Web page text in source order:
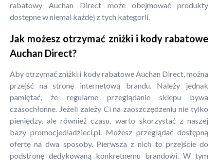
rabatowy Auchan Direct może obejmować produkty
dostępne w niemal każdej z tych kategorii.
Jak możesz otrzymać zniżki i kody rabatowe
Auchan Direct?
Aby otrzymać zniżki i kody rabatowe Auchan Direct, można
przejść na stronę internetową brandu. Należy jednak
pamiętać, że regularne przeglądanie sklepu bywa
czasochłonne. Jeżeli zależy Ci na zaoszczędzeniu nie tylko
pieniędzy, ale również czasu, warto skorzystać z naszej
bazy promocjedladzieci.pl. Możesz przeglądać dostępną
ofertę na dwa sposoby. Pierwsza z nich to przejście do
podstronę dedykowaną konkretnemu brandowi. W tym